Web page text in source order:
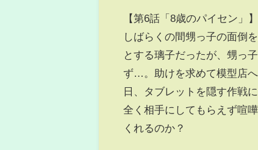
【第6話「8歳のパイセン」
しばらくの間甥っ子の面倒
とする璃子だったが、甥っ
ず…。助けを求めて模型店
日、タブレットを隠す作戦
全く相手にしてもらえず喧
くれるのか？